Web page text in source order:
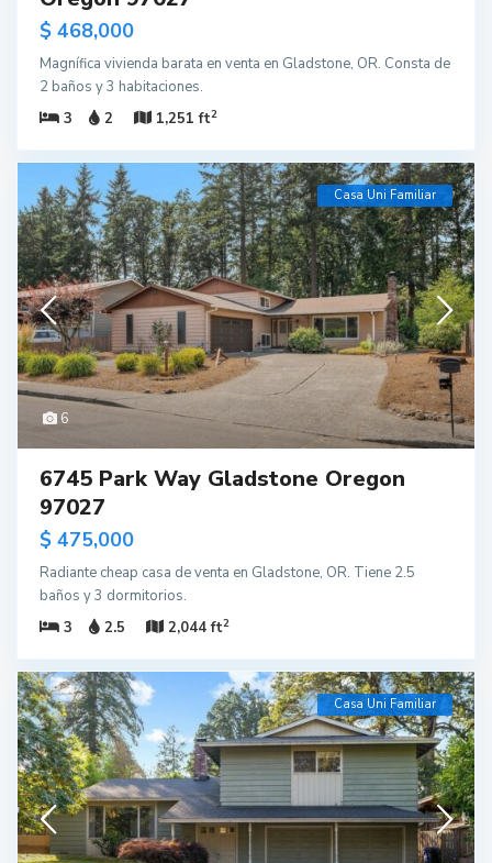
$ 468,000
Magnífica vivienda barata en venta en Gladstone, OR. Consta de
2 baños y 3 habitaciones.
3
2 1,251 ft2
6
Casa Uni Familiar
6745 Park Way Gladstone Oregon
97027
$ 475,000
Radiante cheap casa de venta en Gladstone, OR. Tiene 2.5
baños y 3 dormitorios.
3
2.5 2,044 ft2
Casa Uni Familiar